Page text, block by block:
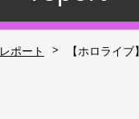
レポート > 【ホロライ